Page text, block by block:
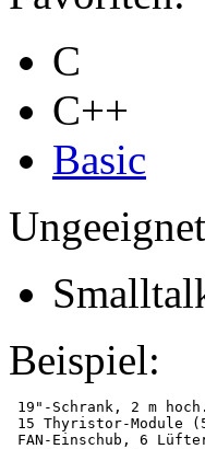
C
C++
Basic
Beispiel:
19"-Schrank, 2 m hoch.
15 Thyristor-Module
FAN-Einschub, 6